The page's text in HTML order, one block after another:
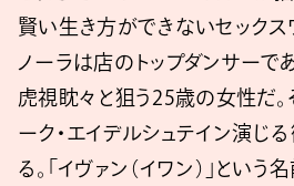
賢い生き方ができないセックス
ノーラは店のトップダンサーで
虎視眈々と狙う25歳の女性だ
ーク・エイデルシュテイン演じ
る。「イヴァン（イワン）」とい